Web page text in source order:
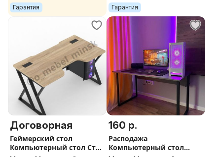
Гарантия Гарантия
Договорная
Геймерский стол
Компьютерный стол Стол
160 р.
Расподажа
Компьютерный стол